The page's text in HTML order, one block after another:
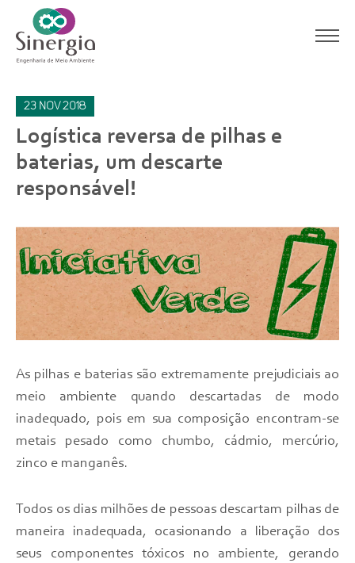
23 nov2018
Logística reversa de pilhas e
baterias, um descarte
responsável!
As pilhas e baterias são extremamente prejudiciais ao
meio ambiente quando descartadas de modo
inadequado, pois em sua composição encontram-se
metais pesado como chumbo, cádmio, mercúrio,
zinco e manganês.
Todos os dias milhões de pessoas descartam pilhas de
maneira inadequada, ocasionando a liberação dos
seus componentes tóxicos no ambiente, gerando